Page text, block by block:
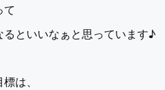
て
るといいなぁと思っています♪
は、